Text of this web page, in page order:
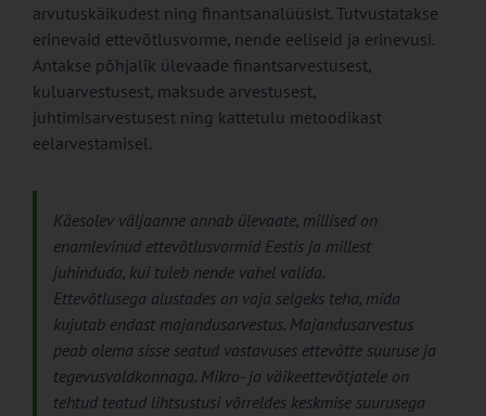
arvutuskäikudest ning finantsanalüüsist. Tutvustatakse
erinevaid ettevõtlusvorme, nende eeliseid ja erinevusi.
Antakse põhjalik ülevaade finantsarvestusest,
kuluarvestusest, maksude arvestusest,
juhtimisarvestusest ning kattetulu metoodikast
eelarvestamisel.
Käesolev väljaanne annab ülevaate, millised on
enamlevinud ettevõtlusvormid Eestis ja millest
juhinduda, kui tuleb nende vahel valida.
Ettevõtlusega alustades on vaja selgeks teha, mida
kujutab endast majandusarvestus. Majandusarvestus
peab olema sisse seatud vastavuses ettevõtte suuruse ja
tegevusvaldkonnaga. Mikro- ja väikeettevõtjatele on
tehtud teatud lihtsustusi võrreldes keskmise suurusega